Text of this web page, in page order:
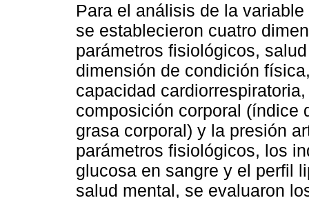
Para el análisis de la
se establecieron cuatro
parámetros fisiológicos,
dimensión de condición
capacidad
composición corporal (índice
grasa corporal) y la presión
parámetros fisiológicos, los
glucosa en sangre y el perfil
salud mental, se evaluaron